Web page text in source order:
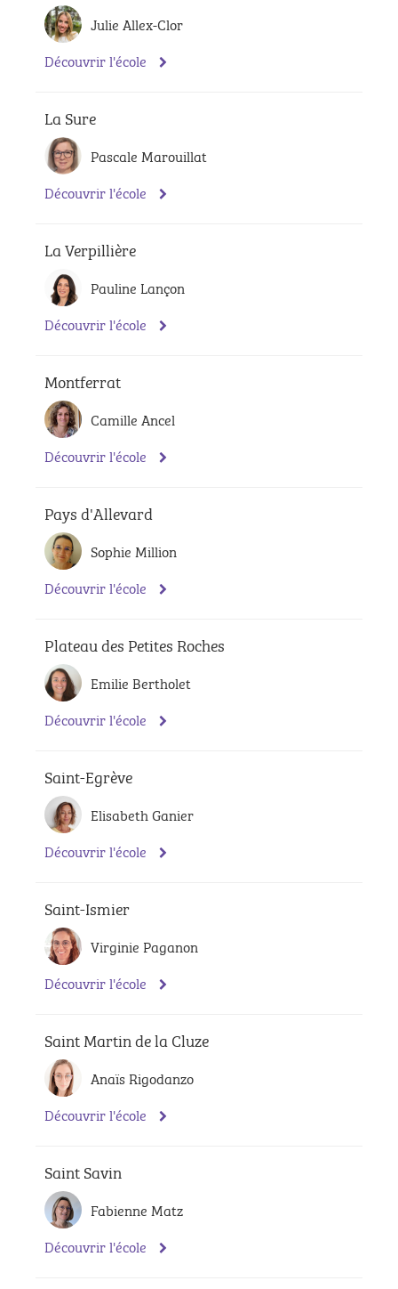
Julie Allex-Clor
Découvrir l'école
La Sure
Pascale Marouillat
Découvrir l'école
La Verpillière
Pauline Lançon
Découvrir l'école
Montferrat
Camille Ancel
Découvrir l'école
Pays d'Allevard
Sophie Million
Découvrir l'école
Plateau des Petites Roches
Emilie Bertholet
Découvrir l'école
Saint-Egrève
Elisabeth Ganier
Découvrir l'école
Saint-Ismier
Virginie Paganon
Découvrir l'école
Saint Martin de la Cluze
Anaïs Rigodanzo
Découvrir l'école
Saint Savin
Fabienne Matz
Découvrir l'école